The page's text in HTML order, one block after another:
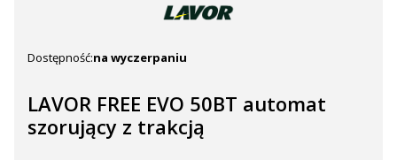
Dostępność:na wyczerpaniu
LAVOR FREE EVO 50BT automat
szorujący z trakcją